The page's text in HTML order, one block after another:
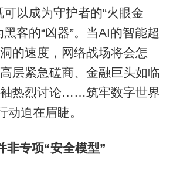
成为守护者的“火眼金
黑客的“凶器”。当AI的智能超
的速度，网络战场将会怎
层紧急磋商、金融巨头如临
热烈讨论……筑牢数字世界
动迫在眉睫。
非专项“安全模型”